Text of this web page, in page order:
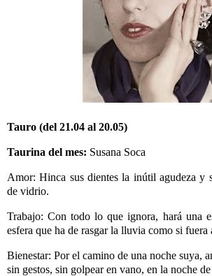
Tauro (del 21.04 al 20.05)
Taurina del mes: Susana Soca
Amor: Hinca sus dientes la inútil agudeza y
de vidrio.
Trabajo: Con todo lo que ignora, hará una
esfera que ha de rasgar la lluvia como si fuera
Bienestar: Por el camino de una noche suya,
sin gestos, sin golpear en vano, en la noche